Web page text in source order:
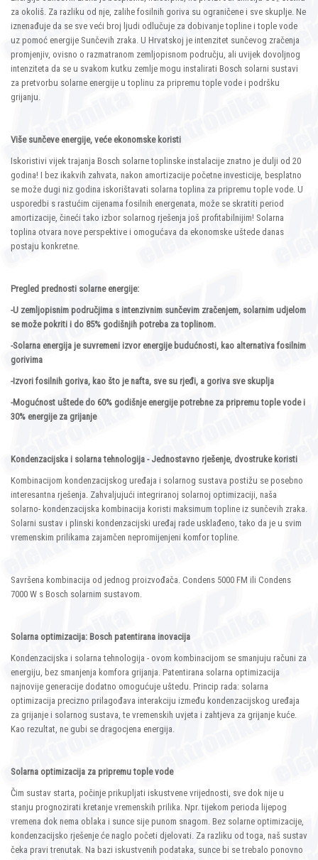
za okoliš. Za razliku od nje, zalihe fosilnih goriva su ograničene i sve skuplje. Ne
iznenađuje da se sve veći broj ljudi odlučuje za dobivanje topline i tople vode
uz pomoć energije Sunčevih zraka. U Hrvatskoj je intenzitet sunčevog zračenja
promjenjiv, ovisno o razmatranom zemljopisnom području, ali uvijek dovoljnog
intenziteta da se u svakom kutku zemlje mogu instalirati Bosch solarni sustavi
za pretvorbu solarne energije u toplinu za pripremu tople vode i podršku
grijanju.
Više sunčeve energije, veće ekonomske koristi
Iskoristivi vijek trajanja Bosch solarne toplinske instalacije znatno je dulji od 20
godina! I bez ikakvih zahvata, nakon amortizacije početne investicije, besplatno
se može dugi niz godina iskorištavati solarna toplina za pripremu tople vode. U
usporedbi s rastućim cijenama fosilnih energenata, može se skratiti period
amortizacije, čineći tako izbor solarnog rješenja još profitabilnijim! Solarna
toplina otvara nove perspektive i omogućava da ekonomske uštede danas
postaju konkretne.
Pregled prednosti solarne energije:
-U zemljopisnim područjima s intenzivnim sunčevim zračenjem, solarnim udjelom
se može pokriti i do 85% godišnjih potreba za toplinom.
-Solarna energija je suvremeni izvor energije budućnosti, kao alternativa fosilnim
gorivima
-Izvori fosilnih goriva, kao što je nafta, sve su rjeđi, a goriva sve skuplja
-Mogućnost uštede do 60% godišnje energije potrebne za pripremu tople vode i
30% energije za grijanje
Kondenzacijska i solarna tehnologija - Jednostavno rješenje, dvostruke koristi
Kombinacijom kondenzacijskog uređaja i solarnog sustava postižu se posebno
interesantna rješenja. Zahvaljujući integriranoj solarnoj optimizaciji, naša
solarno- kondenzacijska kombinacija koristi maksimum topline iz sunčevih zraka.
Solarni sustav i plinski kondenzacijski uređaj rade usklađeno, tako da je u svim
vremenskim prilikama zajamčen nepromijenjeni komfor topline.
Savršena kombinacija od jednog proizvođača. Condens 5000 FM ili Condens
7000 W s Bosch solarnim sustavom.
Solarna optimizacija: Bosch patentirana inovacija
Kondenzacijska i solarna tehnologija - ovom kombinacijom se smanjuju računi za
energiju, bez smanjenja komfora grijanja. Patentirana solarna optimizacija
najnovije generacije dodatno omogućuje uštedu. Princip rada: solarna
optimizacija precizno prilagođava interakciju između kondenzacijskog uređaja
za grijanje i solarnog sustava, te vremenskih uvjeta i zahtjeva za grijanje kuće.
Kao rezultat, ne gubi se dragocjena energija.
Solarna optimizacija za pripremu tople vode
Čim sustav starta, počinje prikupljati iskustvene vrijednosti, sve dok nije u
stanju prognozirati kretanje vremenskih prilika. Npr. tijekom perioda lijepog
vremena dok nema oblaka i sunce sije punom snagom. Bez solarne optimizacije,
kondenzacijsko rješenje će naglo početi djelovati. Za razliku od toga, naš sustav
čeka pravi trenutak. Na bazi iskustvenih podataka, sunce bi se trebalo ponovno